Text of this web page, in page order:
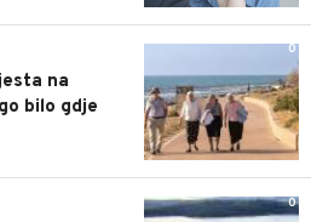
0
na
bilo gdje
0